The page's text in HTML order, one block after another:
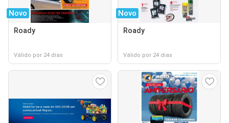
Novo
Roady
Válido por 24 dias
Novo
Roady
Válido por 24 dias